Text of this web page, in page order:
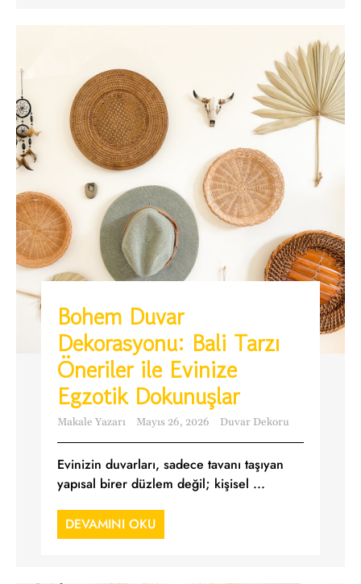
Bohem Duvar
Dekorasyonu: Bali Tarzı
Öneriler ile Evinize
Egzotik Dokunuşlar
Makale Yazarı Mayıs 26, 2026 Duvar Dekoru
Evinizin duvarları, sadece tavanı taşıyan
yapısal birer düzlem değil; kişisel ...
DEVAMINI OKU